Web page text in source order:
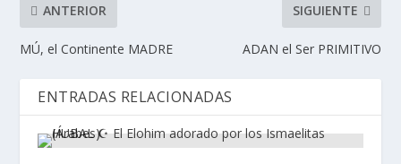
ANTERIOR
MÚ, el Continente MADRE
SIGUIENTE
ADAN el Ser PRIMITIVO
ENTRADAS RELACIONADAS